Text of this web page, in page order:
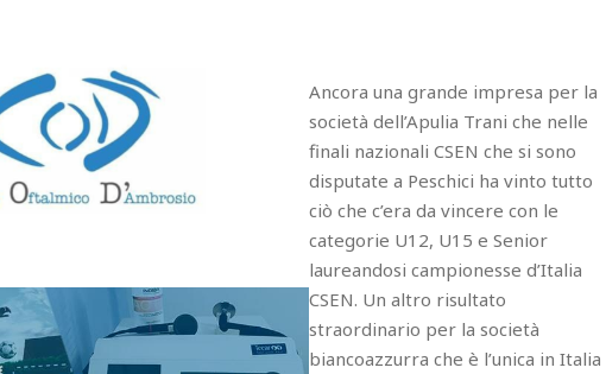
Ancora una grande impresa per la
società dell’Apulia Trani che nelle
finali nazionali CSEN che si sono
disputate a Peschici ha vinto tutto
ciò che c’era da vincere con le
categorie U12, U15 e Senior
laureandosi campionesse d’Italia
CSEN. Un altro risultato
straordinario per la società
biancoazzurra che è l’unica in Italia